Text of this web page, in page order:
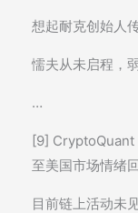
想起耐克创始人
懦夫从未启程，
…
[9] CryptoQuant
至美国市场情绪回
目前链上活动未